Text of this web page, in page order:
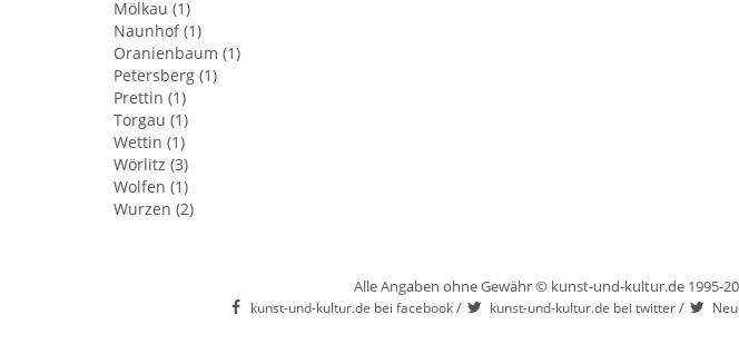
Mölkau (1)
Naunhof (1)
Oranienbaum (1)
Petersberg (1)
Prettin (1)
Torgau (1)
Wettin (1)
Wörlitz (3)
Wolfen (1)
Wurzen (2)
Alle Angaben ohne Gewähr © kunst-und-kultur.de 1995-
kunst-und-kultur.de bei facebook/ kunst-und-kultur.de bei twitter/